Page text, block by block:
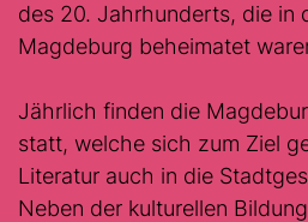
des 20. Jahrhunderts, die in
Magdeburg beheimatet
Jährlich finden die
statt, welche sich zum Ziel
Literatur auch in die
Neben der kulturellen